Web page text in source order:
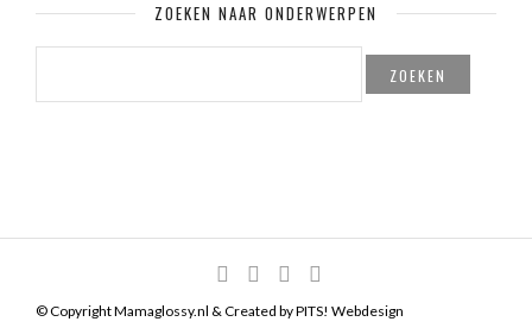
ZOEKEN NAAR ONDERWERPEN
ZOEKEN
© Copyright Mamaglossy.nl & Created byPITS! Webdesign